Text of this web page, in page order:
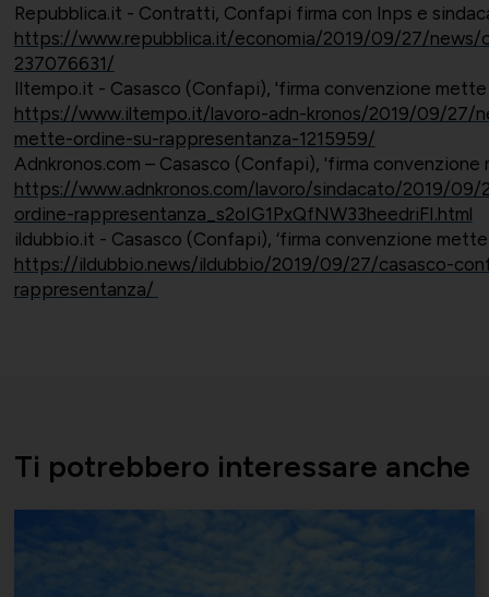
Repubblica.it - Contratti, Confapi firma con Inps e
https://www.repubblica.it/economia/2019/09/27/news/
237076631/
Iltempo.it - Casasco (Confapi), 'firma convenzione
https://www.iltempo.it/lavoro-adn-kronos/2019/09/27/
mette-ordine-su-rappresentanza-1215959/
Adnkronos.com – Casasco (Confapi), 'firma
https://www.adnkronos.com/lavoro/sindacato/2019/
ordine-rappresentanza_s2oIG1PxQfNW33heedriFI.html
ildubbio.it - Casasco (Confapi), ‘firma convenzione
https://ildubbio.news/ildubbio/2019/09/27/casasco-
rappresentanza/
Ti potrebbero interessare anche